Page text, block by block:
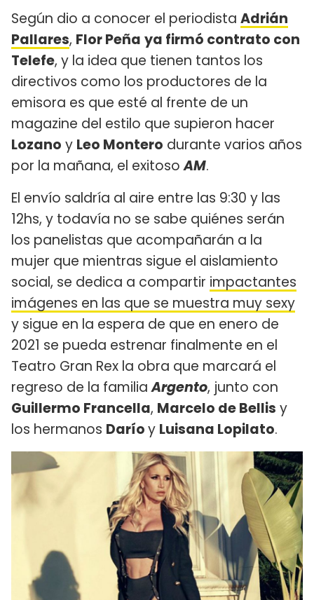
Según dio a conocer el periodista Adrián
Pallares, Flor Peña ya firmó contrato con
Telefe, y la idea que tienen tantos los
directivos como los productores de la
emisora es que esté al frente de un
magazine del estilo que supieron hacer
Lozano y Leo Montero durante varios años
por la mañana, el exitosoAM.
El envío saldría al aire entre las 9:30 y las
12hs, y todavía no se sabe quiénes serán
los panelistas que acompañarán a la
mujer que mientras sigue el aislamiento
social, se dedica a compartir impactantes
imágenes en las que se muestra muy sexy
y sigue en la espera de que en enero de
2021 se pueda estrenar finalmente en el
Teatro Gran Rex la obra que marcará el
regreso de la familiaArgento, junto con
Guillermo Francella, Marcelo de Bellis y
los hermanos Daríoy Luisana Lopilato.